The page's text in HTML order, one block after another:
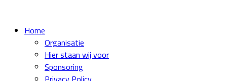
Home
Organisatie
Hier staan wij voor
Sponsoring